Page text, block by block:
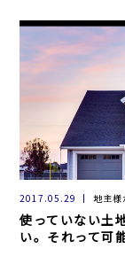
2017.05.29 地主様
使っていない土
い。それって可